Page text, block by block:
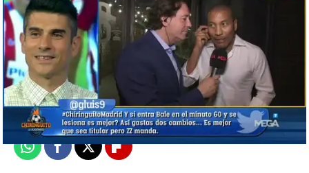
mega
Madrid
Publicado:08 de junio de 2018, 16:53
WhatsappFacebook
X Flipboard